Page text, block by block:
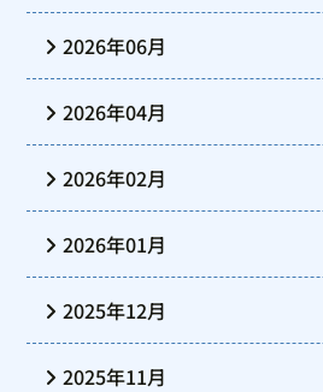
2026年06月
2026年04月
2026年02月
2026年01月
2025年12月
2025年11月